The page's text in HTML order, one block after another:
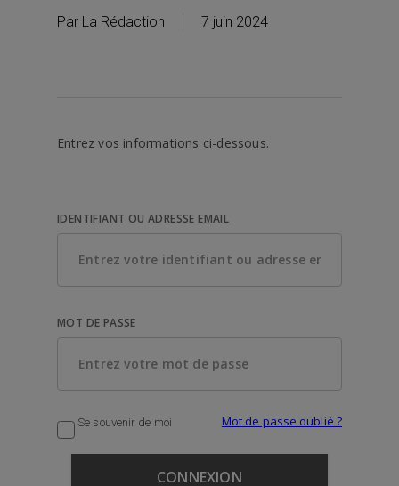
Par La Rédaction 7 juin 2024
Entrez vos informations ci-dessous.
IDENTIFIANT OU ADRESSE EMAIL
MOT DE PASSE
Se souvenir de moi Mot de passe oublié ?